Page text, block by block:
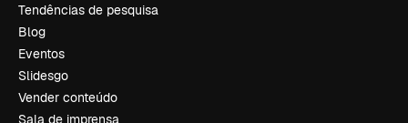
Tendências de pesquisa
Blog
Eventos
Slidesgo
Vender conteúdo
Sala de imprensa